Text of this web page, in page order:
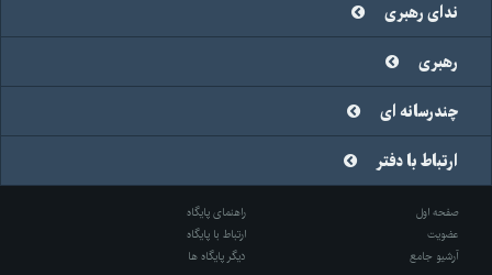
ندای رهبری
رهبری
چندرسانه ای
ارتباط با دفتر
صفحه اول
راهنمای پایگاه
عضویت
ارتباط با پایگاه
آرشیو جامع
دیگر پایگاه ها